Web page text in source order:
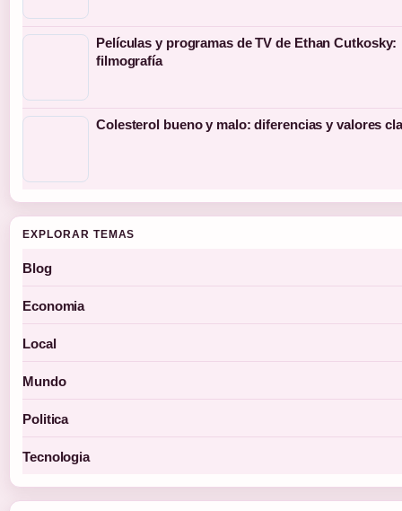
Películas y programas de TV de Ethan Cutkosky:
filmografía
Colesterol bueno y malo: diferencias y valores
EXPLORAR TEMAS
Blog
Economia
Local
Mundo
Politica
Tecnologia